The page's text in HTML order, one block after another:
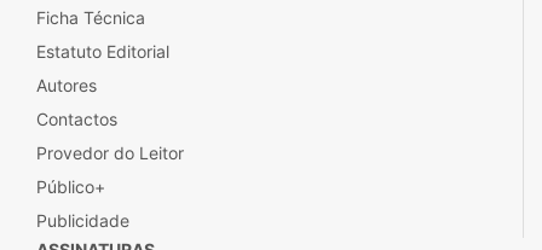
Ficha Técnica
Estatuto Editorial
Autores
Contactos
Provedor do Leitor
Público+
Publicidade